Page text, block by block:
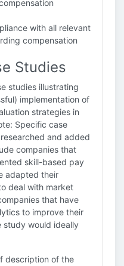
with all relevant
compensation
Studies
studies illustrating
implementation of
strategies in
Specific case
and added
companies that
skill-based pay
adapted their
deal with market
that have
to improve their
study would ideally
description of the